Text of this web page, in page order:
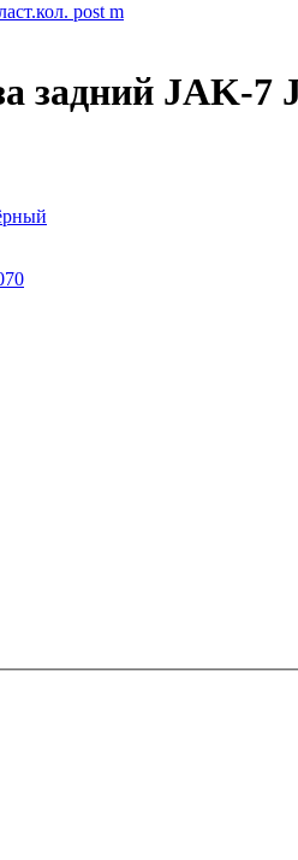
post m
задний JAK-